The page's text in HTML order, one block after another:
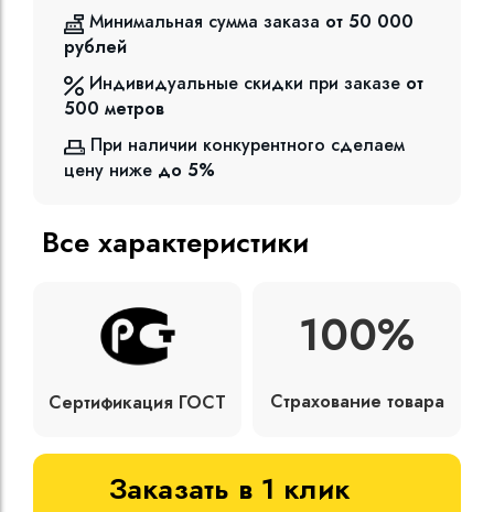
Минимальная сумма заказа от 50 000
рублей
Индивидуальные скидки при заказе от
500 метров
При наличии конкурентного сделаем
цену ниже до 5%
Все характеристики
Сертификация ГОСТ
100%
Страхование товара
Заказать в 1 клик